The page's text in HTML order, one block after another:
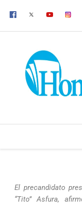
El precandidato
“Tito” Asfura,